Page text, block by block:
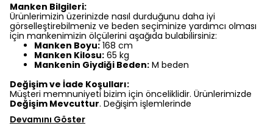
Manken Bilgileri:
Ürünlerimizin üzerinizde nasıl durduğunu daha iyi
görselleştirebilmeniz ve beden seçiminize yardımcı olması
için mankenimizin ölçülerini aşağıda bulabilirsiniz:
Manken Boyu: 168 cm
Manken Kilosu: 65 kg
Mankenin Giydiği Beden: M beden
Değişim ve İade Koşulları:
Müşteri memnuniyeti bizim için önceliklidir. Ürünlerimizde
Değişim Mevcuttur. Değişim işlemlerinde
Devamını Göster